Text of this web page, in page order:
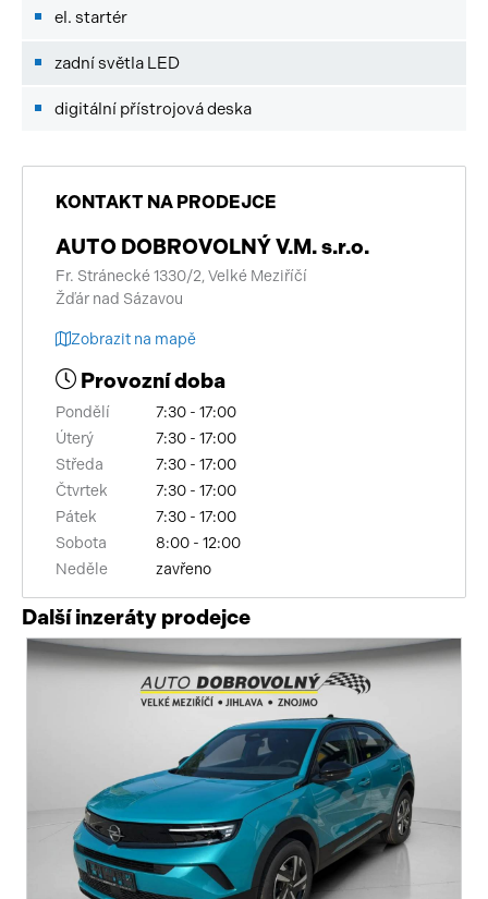
el. startér
zadní světla LED
digitální přístrojová deska
KONTAKT NA PRODEJCE
AUTO DOBROVOLNÝ V.M. s.r.o.
Fr. Stránecké 1330/2, Velké Meziříčí
Žďár nad Sázavou
Zobrazit na mapě
Provozní doba
Pondělí
7:30 - 17:00
Úterý
7:30 - 17:00
Středa
7:30 - 17:00
Čtvrtek
7:30 - 17:00
Pátek
7:30 - 17:00
Sobota
8:00 - 12:00
Neděle
zavřeno
Další inzeráty prodejce